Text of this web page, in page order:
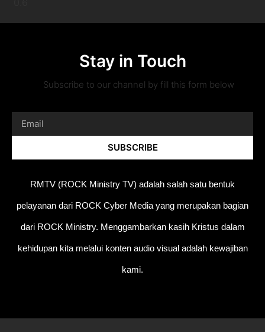
Stay in Touch
Subscribe to our channel by fill this form below
SUBSCRIBE
RMTV (ROCK Ministry TV) adalah salah satu bentuk
pelayanan dari ROCK Cyber Media yang merupakan bagian
dari ROCK Ministry. Menggambarkan kasih Kristus dalam
kehidupan kita melalui konten audio visual adalah kewajiban
kami.